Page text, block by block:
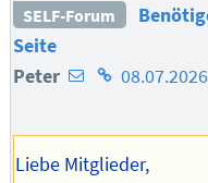
SELF-Forum
Seite
Peter E-
Adresse
des
Homepage
Autors
Liebe Mitglieder,